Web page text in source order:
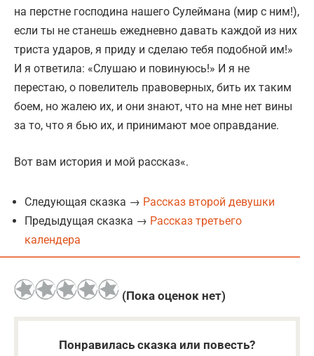
на перстне господина нашего Сулеймана (мир с ним!),
если ты не станешь ежедневно давать каждой из них
триста ударов, я приду и сделаю тебя подобной им!»
И я ответила: «Слушаю и повинуюсь!» И я не
перестаю, о повелитель правоверных, бить их таким
боем, но жалею их, и они знают, что на мне нет вины
за то, что я бью их, и принимают мое оправдание.
Вот вам история и мой рассказ«.
Следующая сказка → Рассказ второй девушки
Предыдущая сказка → Рассказ третьего
календера
(Пока оценок нет)
Понравилась сказка или повесть?